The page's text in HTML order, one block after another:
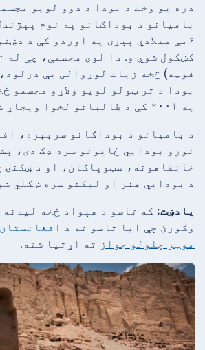
دره یو وخت د بودا د دوو لویو
بامیانو د بوداګانو په نوم
۶مې میلادي پېړۍ په اوږدو کې د
فوټه) څخه زیات لوړوالی یې
بودا د تر ټولو لویو ولاړو مجسمو
په ۲۰۰۱ کې د طالبانو لخوا ویجاړ شو.
د بامیانو د بوداګانو سربېره،
نورو بودایي ځایونو سره ډک دی،
خانقاهونه، سټوپاګان، او د ښکنۍ
د بودایي هنر او لیکنو سره ښکلي
یادښت: که تاسو د هېواد څخه لیدنه
وګورئ چې ایا تاسو ته د
موټر چلولو جواز
ته اړتیا شته.